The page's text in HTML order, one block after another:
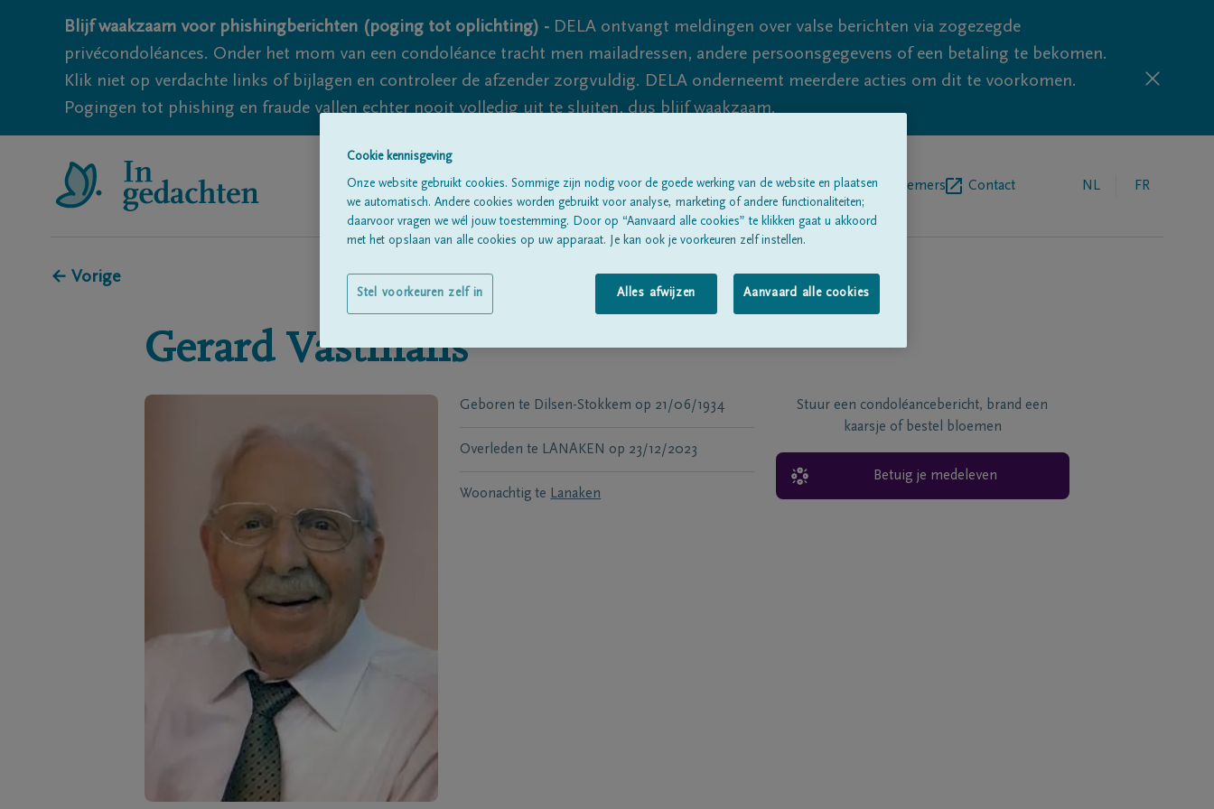
Blijf waakzaam voor phishingberichten (poging tot oplichting) - DELA ontvangt meldingen over valse berichten via zogezegde
privécondoléances. Onder het mom van een condoléance tracht men mailadressen, andere persoonsgegevens of een betaling te bekomen.
Klik niet op verdachte links of bijlagen en controleer de afzender zorgvuldig. DELA onderneemt meerdere acties om dit te voorkomen.
Pogingen tot phishing en fraude vallen echter nooit volledig uit te sluiten, dus blijf waakzaam.
Alle rouwberichtenOver onsBegrafenisondernemers Contact NL FR
← Vorige
Gerard Vastmans
Geboren te Dilsen-Stokkem op 21/06/1934
Overleden te LANAKEN op 23/12/2023
Woonachtig te Lanaken
Stuur een condoléancebericht, brand een
kaarsje of bestel bloemen
Betuig je medeleven
Cookie kennisgeving
Onze website gebruikt cookies. Sommige zijn nodig voor de goede werking van de website en plaatsen
we automatisch. Andere cookies worden gebruikt voor analyse, marketing of andere functionaliteiten;
daarvoor vragen we wél jouw toestemming. Door op “Aanvaard alle cookies” te klikken gaat u akkoord
met het opslaan van alle cookies op uw apparaat. Je kan ook je voorkeuren zelf instellen.
Alles afwijzen Aanvaard alle cookies
Stel voorkeuren zelf in